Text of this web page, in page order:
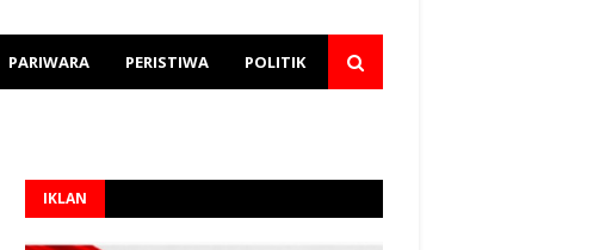
PARIWARA PERISTIWA POLITIK
IKLAN